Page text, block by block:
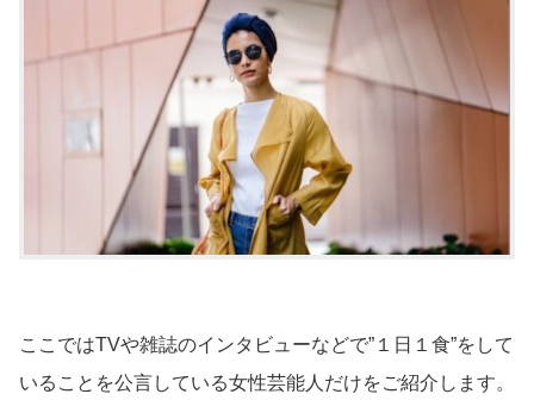
ここではTVや雑誌のインタビューなどで”１日１食”をして
いることを公言している女性芸能人だけをご紹介します。